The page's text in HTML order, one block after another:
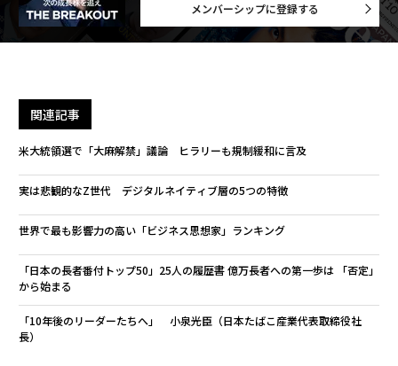
メンバーシップに登録する
関連記事
米大統領選で「大麻解禁」議論 ヒラリーも規制緩和に言及
実は悲観的なZ世代 デジタルネイティブ層の5つの特徴
世界で最も影響力の高い「ビジネス思想家」ランキング
「日本の長者番付トップ50」25人の履歴書 億万長者への第一歩は 「否定」
から始まる
「10年後のリーダーたちへ」 小泉光臣（日本たばこ産業代表取締役社
長）